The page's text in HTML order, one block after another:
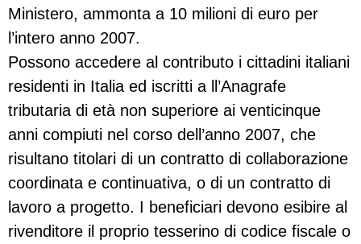
Ministero, ammonta a 10 milioni di euro per
l’intero anno 2007.
Possono accedere al contributo i cittadini italiani
residenti in Italia ed iscritti a ll’Anagrafe
tributaria di età non superiore ai venticinque
anni compiuti nel corso dell’anno 2007, che
risultano titolari di un contratto di collaborazione
coordinata e continuativa, o di un contratto di
lavoro a progetto. I beneficiari devono esibire al
rivenditore il proprio tesserino di codice fiscale o